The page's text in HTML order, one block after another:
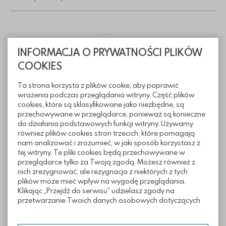
INFORMACJA O PRYWATNOŚCI PLIKÓW
COOKIES
Ta strona korzysta z plików cookie, aby poprawić
wrażenia podczas przeglądania witryny. Część plików
cookies, które są sklasyfikowane jako niezbędne, są
przechowywane w przeglądarce, ponieważ są konieczne
do działania podstawowych funkcji witryny. Używamy
również plików cookies stron trzecich, które pomagają
nam analizować i zrozumieć, w jaki sposób korzystasz z
tej witryny. Te pliki cookies będą przechowywane w
przeglądarce tylko za Twoją zgodą. Możesz również z
nich zrezygnować, ale rezygnacja z niektórych z tych
plików może mieć wpływ na wygodę przeglądania.
Klikając „Przejdź do serwisu” udzielasz zgody na
przetwarzanie Twoich danych osobowych dotyczących
Informacje techniczne